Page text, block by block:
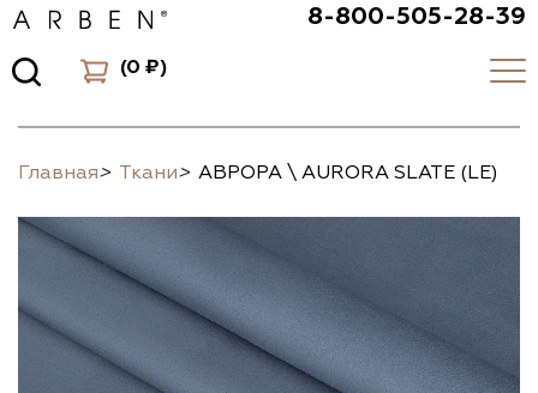
8-800-505-28-39
(0 ₽)
Главная> Ткани> АВРОРА \ AURORA SLATE (LE)